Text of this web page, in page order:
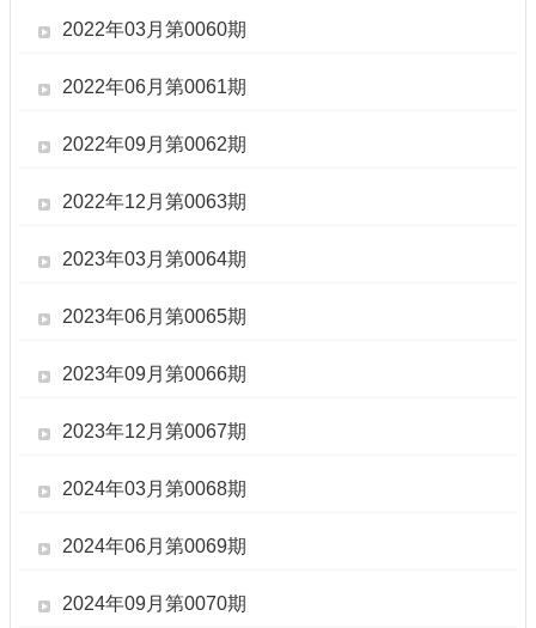
2022年03月第0060期
2022年06月第0061期
2022年09月第0062期
2022年12月第0063期
2023年03月第0064期
2023年06月第0065期
2023年09月第0066期
2023年12月第0067期
2024年03月第0068期
2024年06月第0069期
2024年09月第0070期